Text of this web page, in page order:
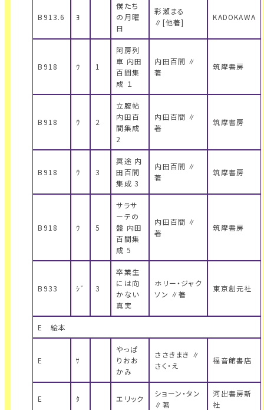
B913.6 ﾖ
僕たち
の月曜
日
彩瀬まる
∥[他著]
KADOKAWA
B918 ｳ 1
阿房列
車 内田
百間集
成 １
内田百間 ∥
著
筑摩書房
B918 ｳ 2
立腹帖
内田百
間集成
2
内田百間 ∥
著
筑摩書房
B918 ｳ 3
冥途 内
田百間
集成 3
内田百間 ∥
著
筑摩書房
B918 ｳ 5
サラサ
ーテの
盤 内田
百間集
成 5
内田百間 ∥
著
筑摩書房
B933 ｼﾞ 3
卒業生
には向
かない
真実
ホリー・ジャク
ソン ∥著
東京創元社
E 絵本
E ｻ
やっぱ
りおお
かみ
ささきまき ∥
さく・え
福音館書店
E ﾀ エリック
ショーン・タン
∥著
河出書房新
社